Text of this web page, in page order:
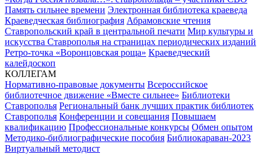
Память сильнее времени Электронная библиотека краеведа
Краеведческая библиография Абрамовские чтения
Ставропольский край в центральной печати Мир культуры и
искусства Ставрополья на страницах периодических изданий
Ретро-точка «Воронцовская роща» Краеведческий
калейдоскоп
КОЛЛЕГАМ
Нормативно-правовые документы Всероссийское
библиотечное движение «Вместе сильнее» Библиотеки
Ставрополья Региональный банк лучших практик библиотек
Ставрополья Конференции и совещания Повышаем
квалификацию Профессиональные конкурсы Обмен опытом
Методико-библиографические пособия Библиокараван-2023
Виртуальный методист